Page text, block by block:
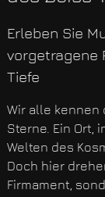
Erleben Sie
vorgetragene
Tiefe
Wir alle kennen
Sterne. Ein Ort,
Welten des
Doch hier
Firmament,